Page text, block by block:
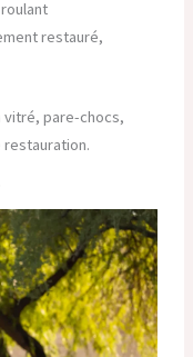
restauré,
vitré, pare-chocs,
restauration.